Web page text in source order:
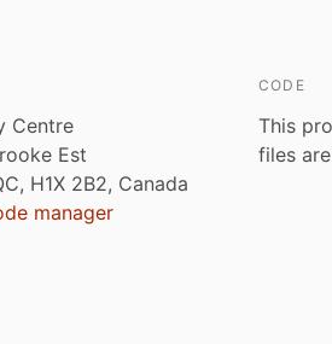
Centre
Est
H1X 2B2, Canada
manager
CODE
This
files